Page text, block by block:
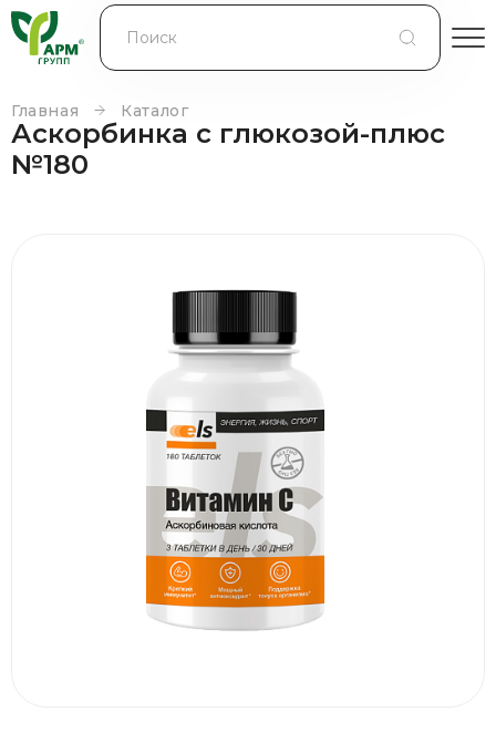
КОНТРАКТНОЕ ПРОИЗВОДСТВО
Главная Каталог
Аскорбинка с глюкозой-плюс
№180